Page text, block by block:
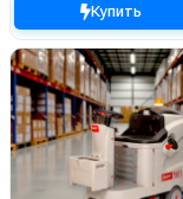
Купить